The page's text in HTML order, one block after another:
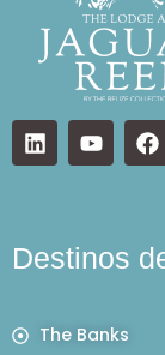
Destinos
The Banks